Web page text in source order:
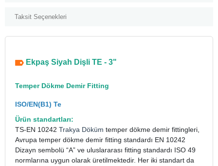
Taksit Seçenekleri
Ekpaş Siyah Dişli TE - 3"
Temper Dökme Demir Fitting
ISO/EN(B1) Te
Ürün standartları:
TS-EN 10242 Trakya Döküm temper dökme demir fittingleri,
Avrupa temper dökme demir fitting standardı EN 10242
Dizayn sembolü “A” ve uluslararası fitting standardı ISO 49
normlarına uygun olarak üretilmektedir. Her iki standart da